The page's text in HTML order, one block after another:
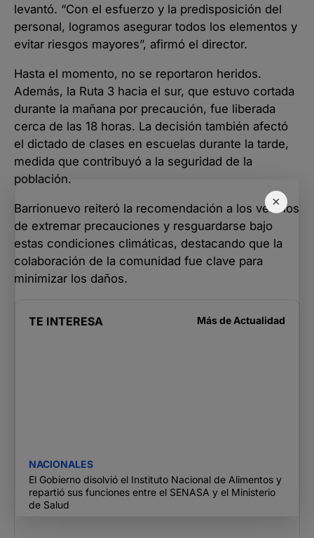
×
levantó. “Con el esfuerzo y la predisposición del
personal, logramos asegurar todos los elementos y
evitar riesgos mayores”, afirmó el director.
Hasta el momento, no se reportaron heridos.
Además, la Ruta 3 hacia el sur, que estuvo cortada
durante la mañana por precaución, fue liberada
cerca de las 18 horas. La decisión también afectó
el dictado de clases en escuelas durante la tarde,
medida que contribuyó a la seguridad de la
población.
Barrionuevo reiteró la recomendación a los vecinos
de extremar precauciones y resguardarse bajo
estas condiciones climáticas, destacando que la
colaboración de la comunidad fue clave para
minimizar los daños.
TE INTERESA Más de Actualidad
NACIONALES
El Gobierno disolvió el Instituto Nacional de Alimentos y
repartió sus funciones entre el SENASA y el Ministerio
de Salud